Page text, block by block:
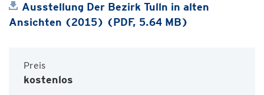
Ausstellung Der Bezirk Tulln in alten
Ansichten (2015) (PDF, 5.64 MB)
Preis
kostenlos